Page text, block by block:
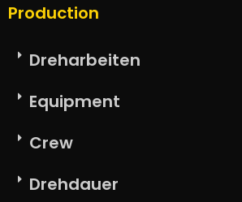
Production
Dreharbeiten
Equipment
Crew
Drehdauer